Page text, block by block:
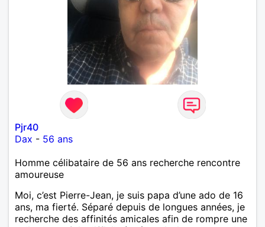
Pjr40
Dax - 56 ans
Homme célibataire de 56 ans recherche rencontre
amoureuse
Moi, c’est Pierre-Jean, je suis papa d’une ado de 16
ans, ma fierté. Séparé depuis de longues années, je
recherche des affinités amicales afin de rompre une